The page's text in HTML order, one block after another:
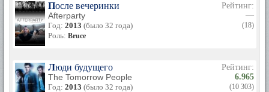
После вечеринки
Afterparty
Год: 2013 (было 32 года)
Роль: Bruce
Рейтинг:
—
(18)
Люди будущего
The Tomorrow People
Год: 2013 (было 32 года)
Рейтинг:
6.965
(10 303)